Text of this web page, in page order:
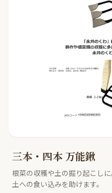
三本・四本 万能鍬
根菜の収穫や土の掘り起こし
土への食い込みを助けます。